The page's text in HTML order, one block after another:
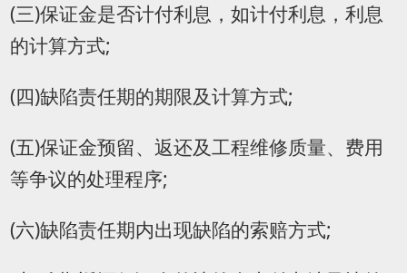
(三)保证金是否计付利息，如计付利息，利息
的计算方式;
(四)缺陷责任期的期限及计算方式;
(五)保证金预留、返还及工程维修质量、费用
等争议的处理程序;
(六)缺陷责任期内出现缺陷的索赔方式;